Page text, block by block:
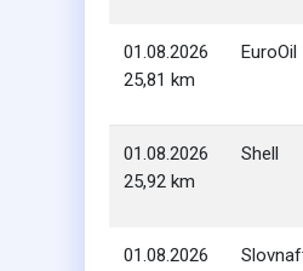
01.08.2026
25,81 km
EuroOil
01.08.2026
25,92 km
Shell
01.08.2026